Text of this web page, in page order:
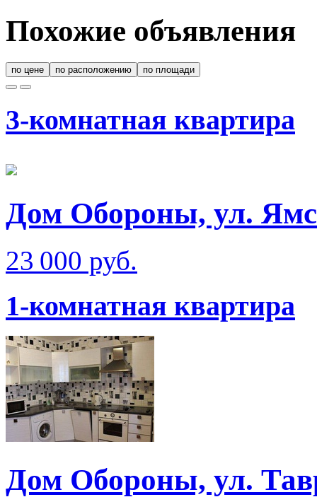
Похожие объявления
по цене по расположению по площади
3-комнатная квартира
Дом Обороны, ул.
23 000 руб.
1-комнатная квартира
Дом Обороны, ул.